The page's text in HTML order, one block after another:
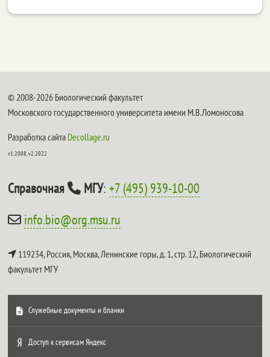
© 2008-2026 Биологический факультет
Московского государственного университета имени М.В.Ломоносова
Разработка сайта Decollage.ru
v1.2008, v2.2022
Справочная МГУ:+7 (495) 939-10-00
info.bio@org.msu.ru
119234, Россия, Москва, Ленинские горы, д. 1, стр. 12,Биологический
факультет МГУ
Служебные документы и бланки
Доступ к сервисам Яндекс